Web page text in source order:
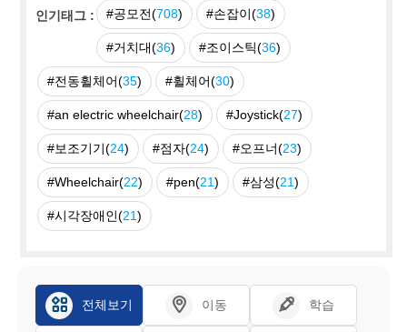
인기태그 : #공모전(708) #손잡이(38)
#거치대(36) #조이스틱(36)
#전동휠체어(35) #휠체어(30)
#an electric wheelchair(28) #Joystick(27)
#보조기기(24) #점자(24) #오프너(23)
#Wheelchair(22) #pen(21) #삼성(21)
#시각장애인(21)
전체보기 이동 학습